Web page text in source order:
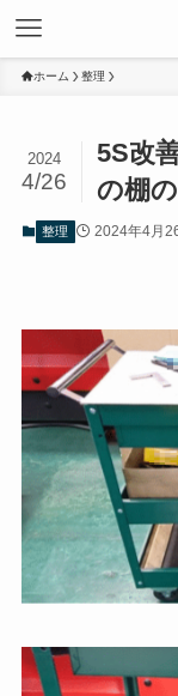
ホーム 整理
5S改
の棚
2024
4/26
整理 2024年4月